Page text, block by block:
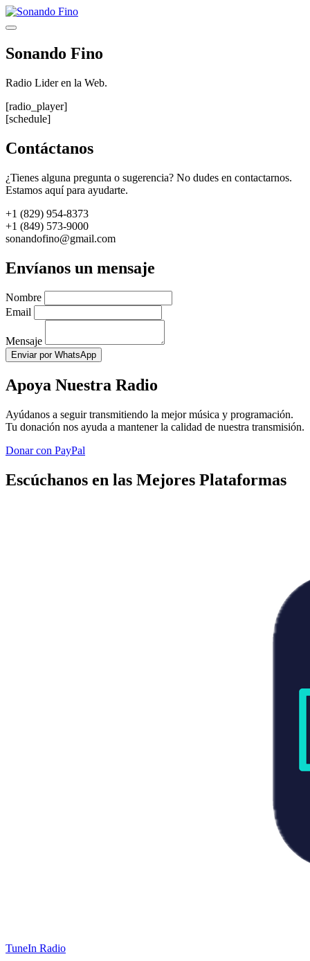
Saltar
al
Menú
Sonando Fino
Radio Lider en la Web.
[radio_player]
[schedule]
Contáctanos
¿Tienes alguna pregunta o sugerencia? No dudes en contactarnos.
Estamos aquí para ayudarte.
+1 (829) 954-8373
+1 (849) 573-9000
sonandofino@gmail.com
Envíanos un mensaje
Nombre
Email
Mensaje
Enviar por WhatsApp
Apoya Nuestra Radio
Ayúdanos a seguir transmitiendo la mejor música y programación.
Tu donación nos ayuda a mantener la calidad de nuestra transmisión.
Donar con PayPal
Escúchanos en las Mejores Plataformas
TuneIn Radio